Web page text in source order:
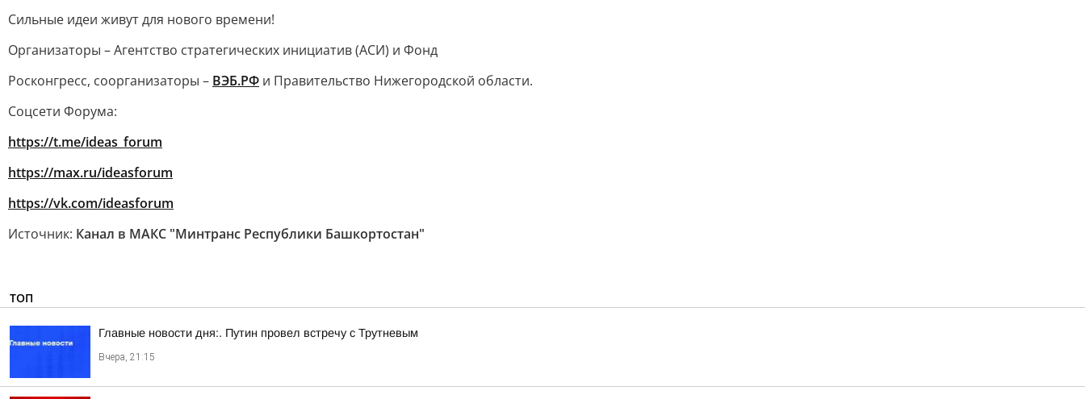
Сильные идеи живут для нового времени!
Организаторы – Агентство стратегических инициатив (АСИ) и Фонд
Росконгресс, соорганизаторы – ВЭБ.РФ и Правительство Нижегородской области.
Соцсети Форума:
https://t.me/ideas_forum
https://max.ru/ideasforum
https://vk.com/ideasforum
Источник: Канал в МАКС "Минтранс Республики Башкортостан"
ТОП
Главные новости дня:. Путин провел встречу с Трутневым
Вчера, 21:15